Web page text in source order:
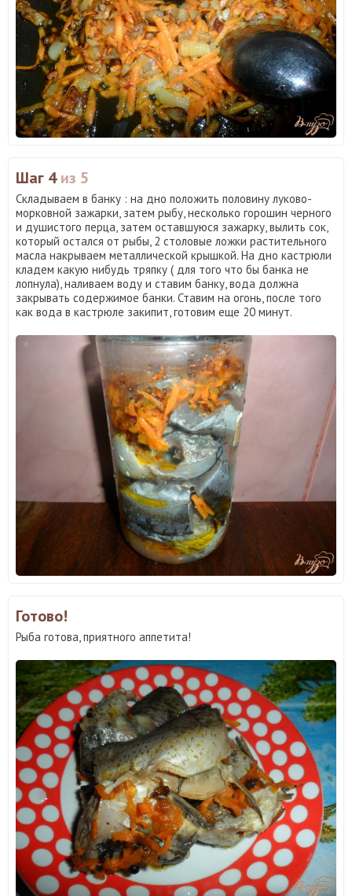
Шаг 4из 5
Складываем в банку : на дно положить половину луково-
морковной зажарки, затем рыбу, несколько горошин черного
и душистого перца, затем оставшуюся зажарку, вылить сок,
который остался от рыбы, 2 столовые ложки растительного
масла накрываем металлической крышкой. На дно кастрюли
кладем какую нибудь тряпку ( для того что бы банка не
лопнула), наливаем воду и ставим банку, вода должна
закрывать содержимое банки. Ставим на огонь, после того
как вода в кастрюле закипит, готовим еще 20 минут.
Готово!
Рыба готова, приятного аппетита!